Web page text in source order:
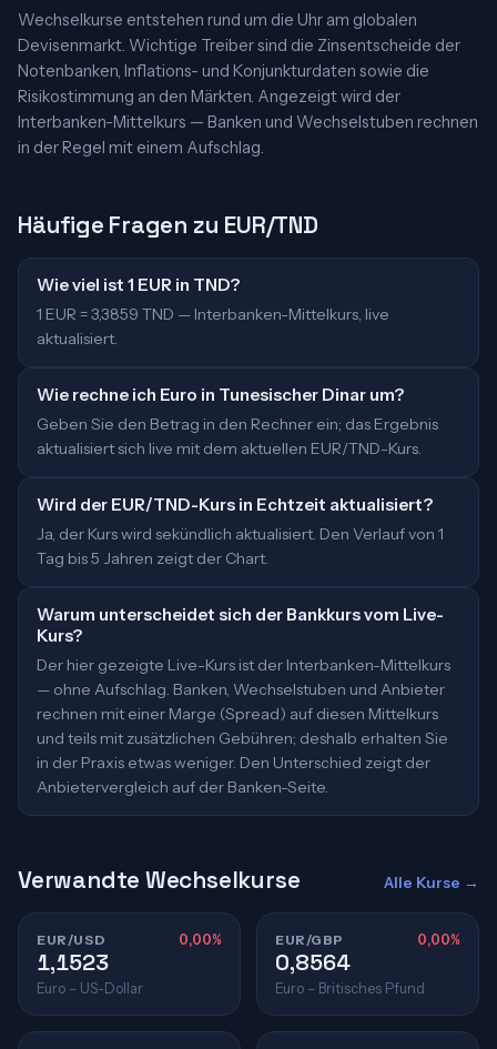
Wechselkurse entstehen rund um die Uhr am globalen
Devisenmarkt. Wichtige Treiber sind die Zinsentscheide der
Notenbanken, Inflations- und Konjunkturdaten sowie die
Risikostimmung an den Märkten. Angezeigt wird der
Interbanken-Mittelkurs — Banken und Wechselstuben rechnen
in der Regel mit einem Aufschlag.
Häufige Fragen zu EUR/TND
Wie viel ist 1 EUR in TND?
1 EUR = 3,3859 TND — Interbanken-Mittelkurs, live
aktualisiert.
Wie rechne ich Euro in Tunesischer Dinar um?
Geben Sie den Betrag in den Rechner ein; das Ergebnis
aktualisiert sich live mit dem aktuellen EUR/TND-Kurs.
Wird der EUR/TND-Kurs in Echtzeit aktualisiert?
Ja, der Kurs wird sekündlich aktualisiert. Den Verlauf von 1
Tag bis 5 Jahren zeigt der Chart.
Warum unterscheidet sich der Bankkurs vom Live-
Kurs?
Der hier gezeigte Live-Kurs ist der Interbanken-Mittelkurs
— ohne Aufschlag. Banken, Wechselstuben und Anbieter
rechnen mit einer Marge (Spread) auf diesen Mittelkurs
und teils mit zusätzlichen Gebühren; deshalb erhalten Sie
in der Praxis etwas weniger. Den Unterschied zeigt der
Anbietervergleich auf der Banken-Seite.
Verwandte Wechselkurse Alle Kurse →
EUR/USD 0,00%
1,1523
Euro – US-Dollar
EUR/GBP 0,00%
0,8564
Euro – Britisches Pfund